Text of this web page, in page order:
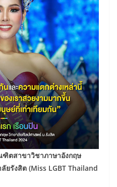
ฑิตสาขาวิชาภาษาอังกฤษ
ยรังสิต (Miss LGBT Thailand